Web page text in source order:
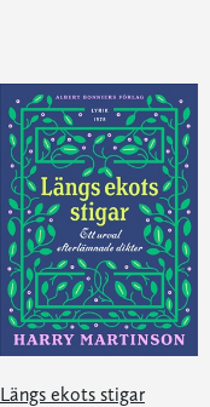
Längs ekots stigar